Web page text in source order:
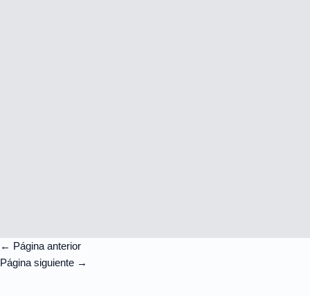
← Página anterior
Página siguiente →